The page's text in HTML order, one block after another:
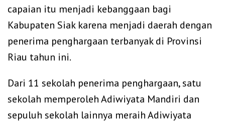
capaian itu menjadi kebanggaan bagi
Kabupaten Siak karena menjadi daerah dengan
penerima penghargaan terbanyak di Provinsi
Riau tahun ini.
Dari 11 sekolah penerima penghargaan, satu
sekolah memperoleh Adiwiyata Mandiri dan
sepuluh sekolah lainnya meraih Adiwiyata